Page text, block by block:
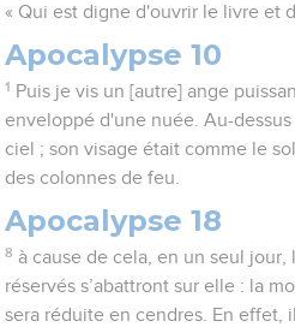
« Qui est digne d'ouvrir le livre et
Apocalypse 10
1 Puis je vis un [autre] ange
enveloppé d'une nuée. Au-
ciel ; son visage était comme le
des colonnes de feu.
Apocalypse 18
8 à cause de cela, en un seul
réservés s’abattront sur elle : la
sera réduite en cendres. En effet,